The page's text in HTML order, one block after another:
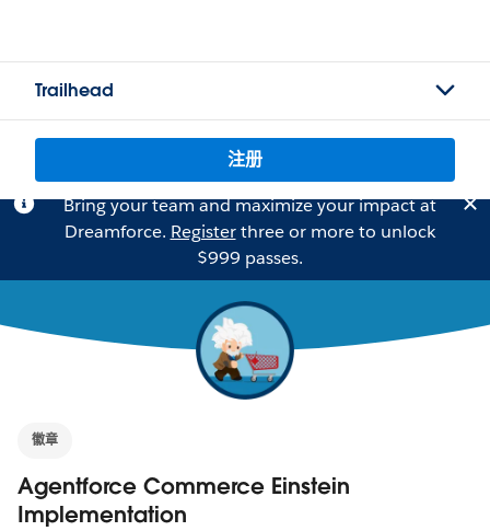
Trailhead
注册
Bring your team and maximize your impact at
Dreamforce. Registerthree or more to unlock
$999 passes.
徽章
Agentforce Commerce Einstein
Implementation